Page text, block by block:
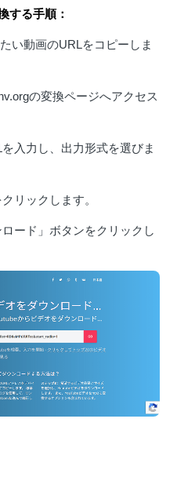
する手順：
い動画のURLをコピーしま
の変換ページへアクセス
入力し、出力形式を選びま
リックします。
ード」ボタンをクリックし